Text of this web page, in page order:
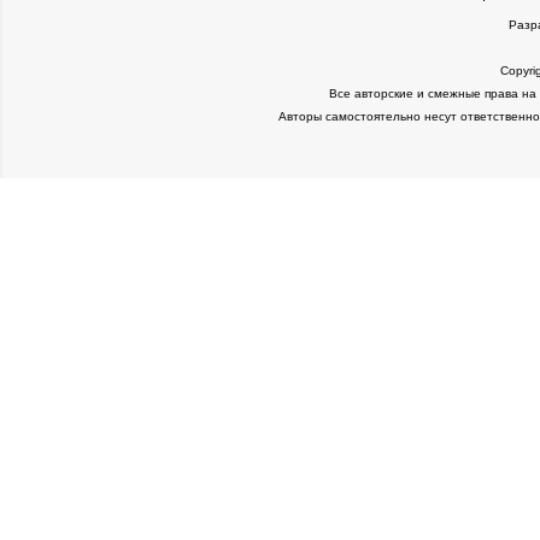
Все авторские и смежные права
Авторы самостоятельно несут